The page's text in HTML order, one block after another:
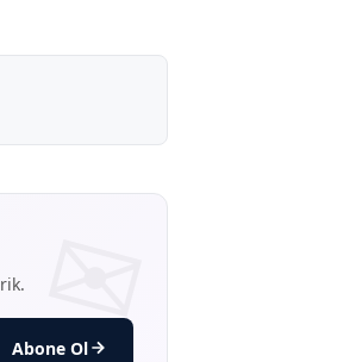
Abone Ol